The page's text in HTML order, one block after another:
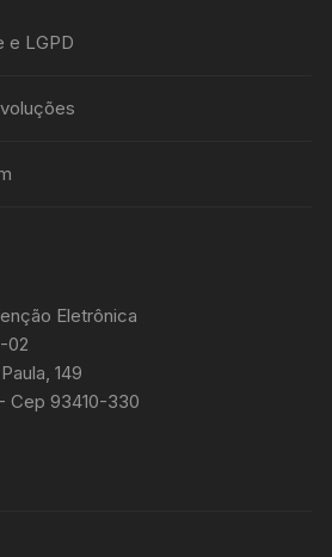
e LGPD
Eletrônica
02
149
Cep 93410-330